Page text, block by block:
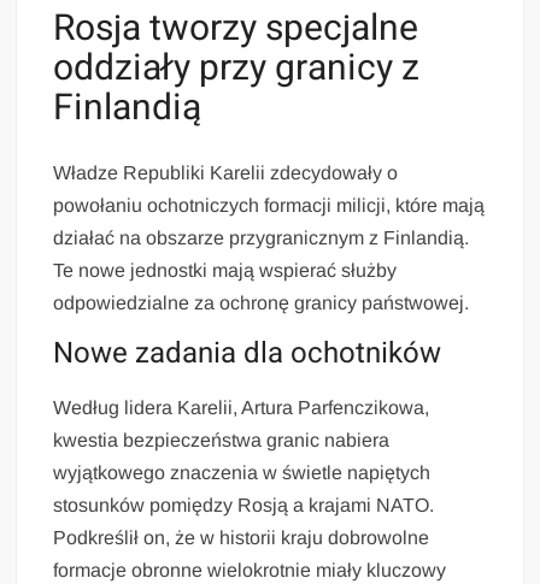
Rosja tworzy specjalne
oddziały przy granicy z
Finlandią
Władze Republiki Karelii zdecydowały o
powołaniu ochotniczych formacji milicji, które mają
działać na obszarze przygranicznym z Finlandią.
Te nowe jednostki mają wspierać służby
odpowiedzialne za ochronę granicy państwowej.
Nowe zadania dla ochotników
Według lidera Karelii, Artura Parfenczikowa,
kwestia bezpieczeństwa granic nabiera
wyjątkowego znaczenia w świetle napiętych
stosunków pomiędzy Rosją a krajami NATO.
Podkreślił on, że w historii kraju dobrowolne
formacje obronne wielokrotnie miały kluczowy